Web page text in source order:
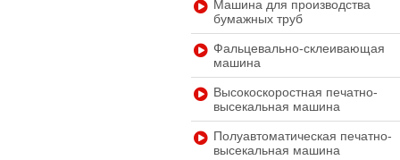
Машина для производства
бумажных труб
Фальцевально-склеивающая
машина
Высокоскоростная печатно-
высекальная машина
Полуавтоматическая печатно-
высекальная машина